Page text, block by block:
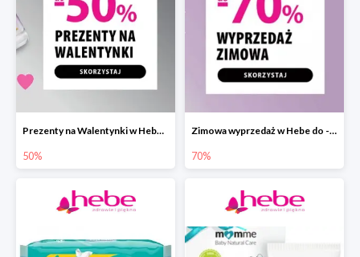
Prezenty na Walentynki w Hebe do -50%
50%
Zimowa wyprzedaż w Hebe do -70%
70%